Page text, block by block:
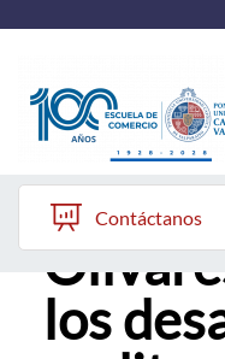
Quiénes somos
Vinculación con el Medio
Formación Continua
Contáctanos
El
los